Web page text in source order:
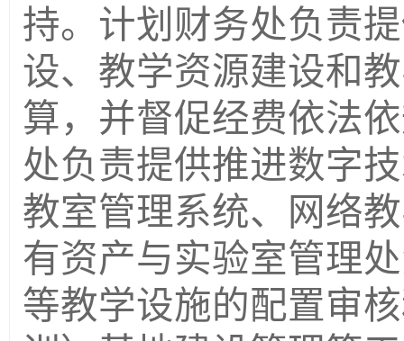
持。计划财务处负责
设、教学资源建设和
算，并督促经费依法
处负责提供推进数字
教室管理系统、网络
有资产与实验室管理
等教学设施的配置审